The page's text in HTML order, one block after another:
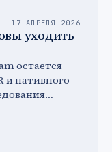
17 АПРЕЛЯ 2026
уходить
остается
и нативного